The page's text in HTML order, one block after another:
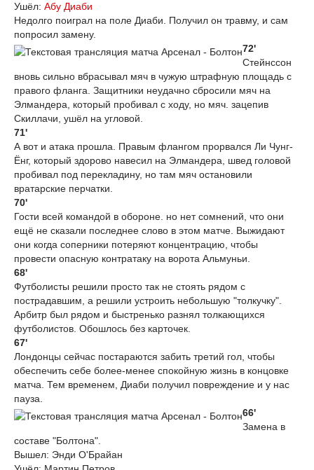
Ушёл: Абу Диаби
Недолго поиграл на поле Диаби. Получил он травму, и сам
попросил замену.
72'
Стейнссон
вновь сильно вбрасывал мяч в чужую штрафную площадь с
правого фланга. Защитники неудачно сбросили мяч на
Элмандера, который пробивал с ходу, но мяч. зацепив
Скиллачи, ушёл на угловой.
71'
А вот и атака прошла. Правым флангом прорвался Ли Чунг-
Ёнг, который здорово навесил на Элмандера, швед головой
пробивал под перекладину, но там мяч остановили
вратарские перчатки.
70'
Гости всей командой в обороне. но нет сомнений, что они
ещё не сказали последнее слово в этом матче. Выжидают
они когда соперники потеряют концентрацию, чтобы
провести опасную контратаку на ворота Альмуньи.
68'
Футболисты решили просто так не стоять рядом с
пострадавшим, а решили устроить небольшую "толкучку".
Арбитр был рядом и быстренько разнял толкающихся
футболистов. Обошлось без карточек.
67'
Лондонцы сейчас постараются забить третий гол, чтобы
обеспечить себе более-менее спокойную жизнь в концовке
матча. Тем временем, Диаби получил повреждение и у нас
пауза.
66'
Замена в
составе "Болтона".
Вышел: Энди О'Брайан